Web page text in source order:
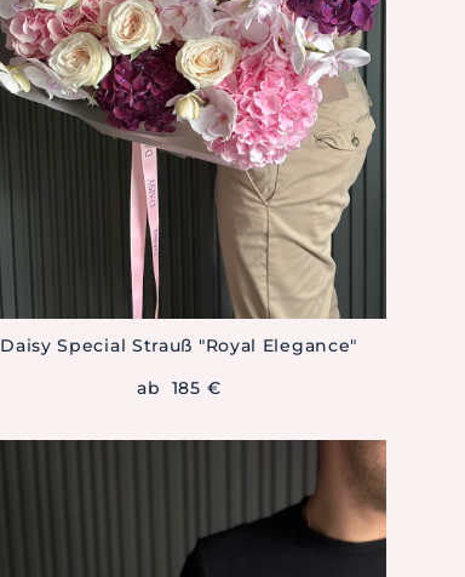
Daisy Special Strauß "Royal Elegance"
ab 185 €